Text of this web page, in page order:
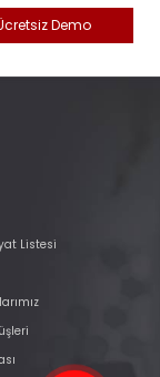
Demo
Listesi